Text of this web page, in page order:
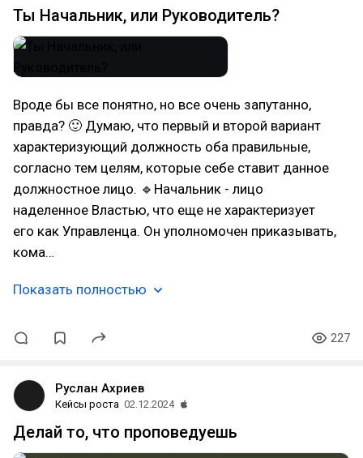
Ты Начальник, или Руководитель?
Вроде бы все понятно, но все очень запутанно,
правда? 🙂 Думаю, что первый и второй вариант
характеризующий должность оба правильные,
согласно тем целям, которые себе ставит данное
должностное лицо. 🔹Начальник - лицо
наделенное Властью, что еще не характеризует
его как Управленца. Он уполномочен приказывать,
кома…
Показать полностью
227
Руслан Ахриев
Кейсы роста 02.12.2024
Делай то, что проповедуешь